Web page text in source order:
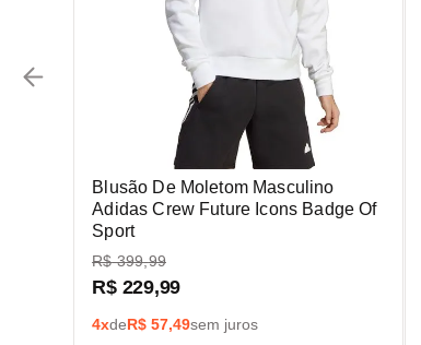
Blusão De Moletom Masculino
Adidas Crew Future Icons Badge Of
Sport
R$ 399,99
R$ 229,99
4xdeR$57,49sem juros